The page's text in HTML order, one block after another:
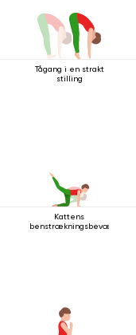
Tågang i en strakt
stilling
Kattens
benstrækningsbevægelse